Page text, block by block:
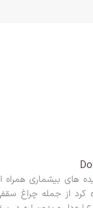
ایده های بیشماری